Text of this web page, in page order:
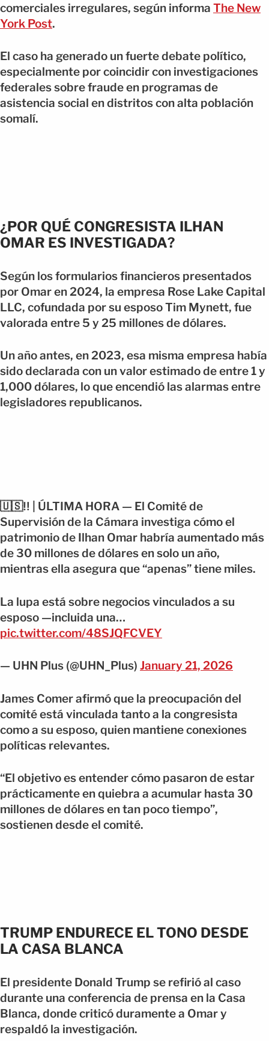
comerciales irregulares, según informa The New
York Post.
El caso ha generado un fuerte debate político,
especialmente por coincidir con investigaciones
federales sobre fraude en programas de
asistencia social en distritos con alta población
somalí.
¿POR QUÉ CONGRESISTA ILHAN
OMAR ES INVESTIGADA?
Según los formularios financieros presentados
por Omar en 2024, la empresa Rose Lake Capital
LLC, cofundada por su esposo Tim Mynett, fue
valorada entre 5 y 25 millones de dólares.
Un año antes, en 2023, esa misma empresa había
sido declarada con un valor estimado de entre 1 y
1,000 dólares, lo que encendió las alarmas entre
legisladores republicanos.
🇺🇸‼️ | ÚLTIMA HORA — El Comité de
Supervisión de la Cámara investiga cómo el
patrimonio de Ilhan Omar habría aumentado más
de 30 millones de dólares en solo un año,
mientras ella asegura que “apenas” tiene miles.
La lupa está sobre negocios vinculados a su
esposo —incluida una…
pic.twitter.com/48SJQFCVEY
— UHN Plus (@UHN_Plus) January 21, 2026
James Comer afirmó que la preocupación del
comité está vinculada tanto a la congresista
como a su esposo, quien mantiene conexiones
políticas relevantes.
“El objetivo es entender cómo pasaron de estar
prácticamente en quiebra a acumular hasta 30
millones de dólares en tan poco tiempo”,
sostienen desde el comité.
TRUMP ENDURECE EL TONO DESDE
LA CASA BLANCA
El presidente Donald Trump se refirió al caso
durante una conferencia de prensa en la Casa
Blanca, donde criticó duramente a Omar y
respaldó la investigación.